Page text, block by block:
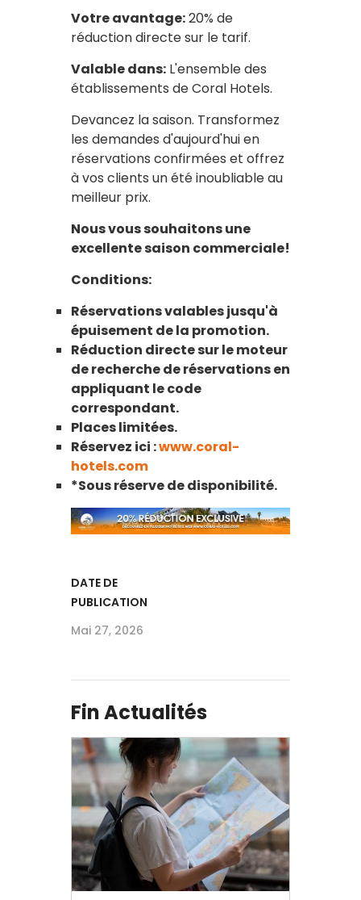
Votre avantage:20% de
réduction directe sur le tarif.
Valable dans: L'ensemble des
établissements de Coral Hotels.
Devancez la saison. Transformez
les demandes d'aujourd'hui en
réservations confirmées et offrez
à vos clients un été inoubliable au
meilleur prix.
Nous vous souhaitons une
excellente saison commerciale!
Conditions:
Réservations valables jusqu'à
épuisement de la promotion.
Réduction directe sur le moteur
de recherche de réservations en
appliquant le code
correspondant.
Places limitées.
Réservez ici :www.coral-
hotels.com
*Sous réserve de disponibilité.
DATE DE
PUBLICATION
Mai 27, 2026
Fin Actualités